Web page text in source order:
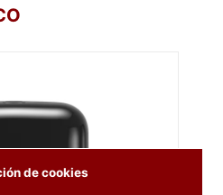
de cookies